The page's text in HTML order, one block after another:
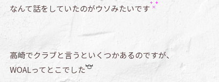
なんて話をしていたのがウソみたいです
高崎でクラブと言うといくつかあるのですが、
WOALってとこでした